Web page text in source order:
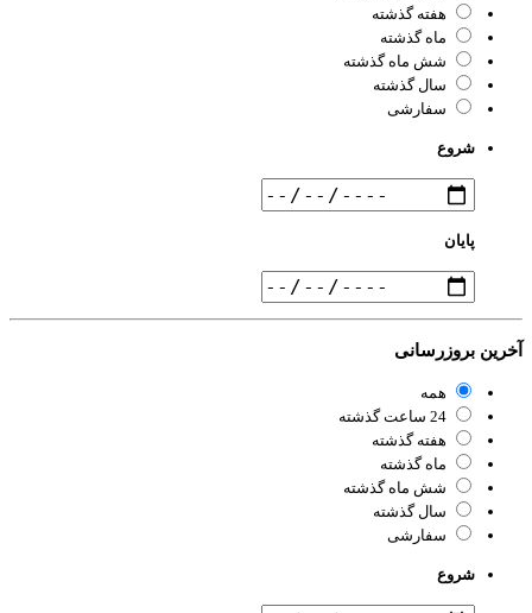
هفته گذشته
ماه گذشته
شش ماه گذشته
سال گذشته
سفارشی
شروع
پایان
بروزرسانی
همه
24 ساعت گذشته
هفته گذشته
ماه گذشته
شش ماه گذشته
سال گذشته
سفارشی
شروع